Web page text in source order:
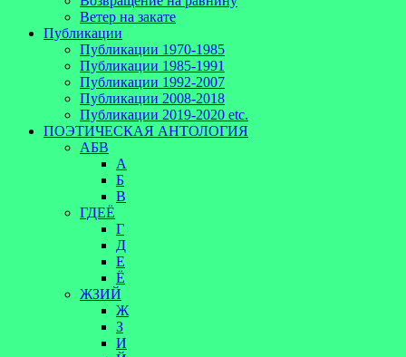
Ветер на закате
Публикации
Публикации 1970-1985
Публикации 1985-1991
Публикации 1992-2007
Публикации 2008-2018
Публикации 2019-2020 etc.
ПОЭТИЧЕСКАЯ АНТОЛОГИЯ
АБВ
А
Б
В
ГДЕЁ
Г
Д
Е
Ё
ЖЗИЙ
Ж
З
И